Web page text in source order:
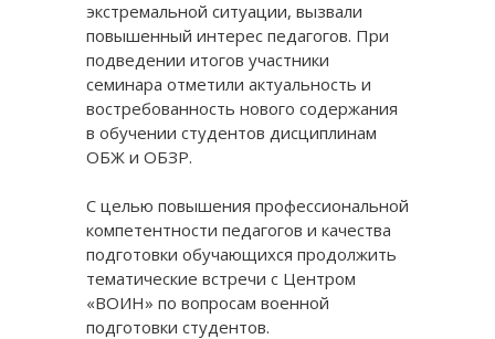
экстремальной ситуации, вызвали
повышенный интерес педагогов. При
подведении итогов участники
семинара отметили актуальность и
востребованность нового содержания
в обучении студентов дисциплинам
ОБЖ и ОБЗР.
С целью повышения профессиональной
компетентности педагогов и качества
подготовки обучающихся продолжить
тематические встречи с Центром
«ВОИН» по вопросам военной
подготовки студентов.